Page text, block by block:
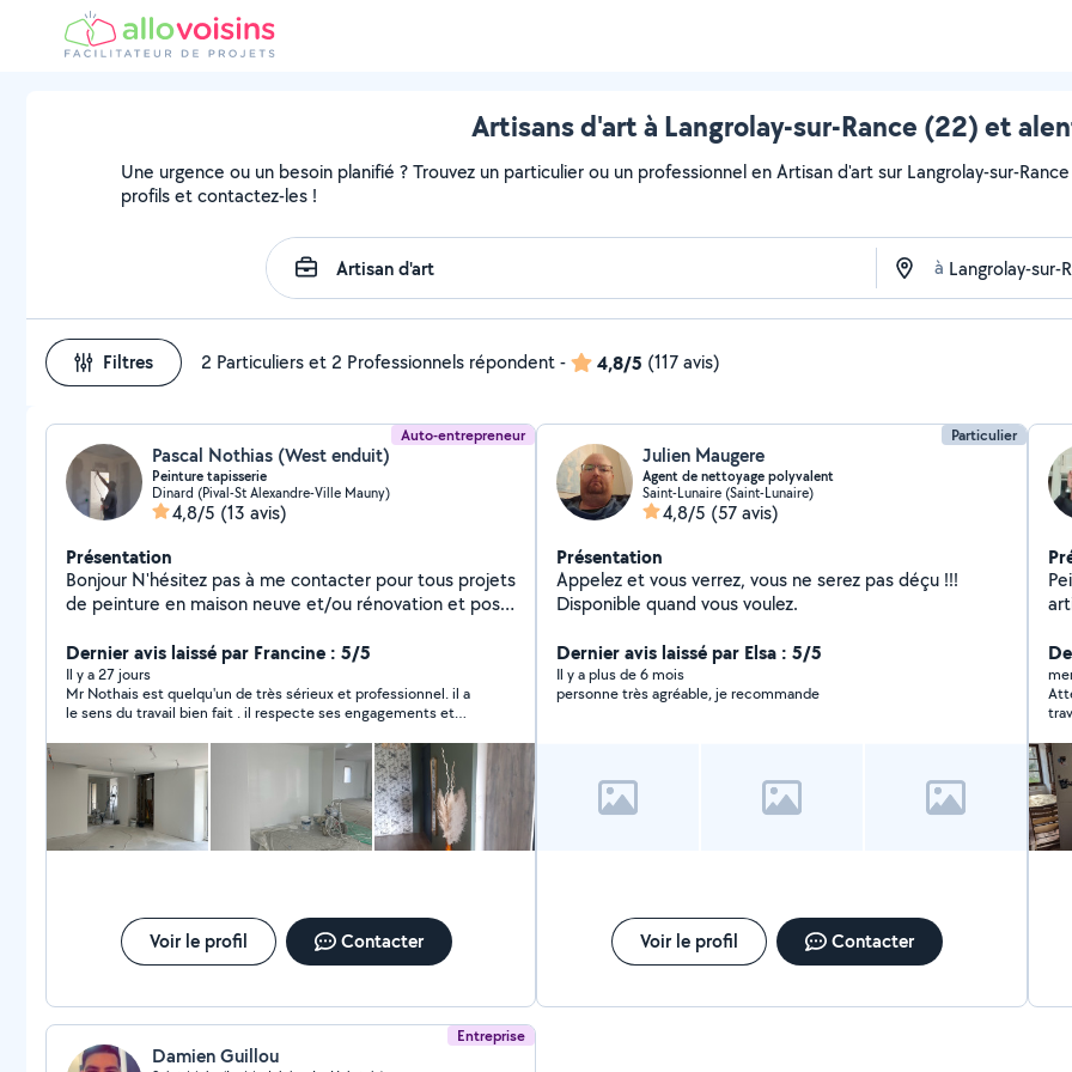
Artisans d'art à Langrolay-sur-Rance (22) et
Une urgence ou un besoin planifié ? Trouvez un particulier ou un professionnel en Artisan d'art sur Langrolay-sur-
profils et contactez-les !
à
Filtres 2 Particuliers et 2 Professionnels répondent- 4,8/5 (117 avis)
Auto-entrepreneur
Pascal Nothias (West enduit)
Peinture tapisserie
Dinard (Pival-St Alexandre-Ville Mauny)
4,8/5 (13 avis)
Présentation
Bonjour N'hésitez pas à me contacter pour tous projets
de peinture en maison neuve et/ou rénovation et pose
peinture pour maison neuve ou rénovation complète je
peux me rendre chez vous pour évaluer vos travaux et
vous établir un devis gratuit. Merci
Dernier avis laissé par Francine : 5/5
Il y a 27 jours
Mr Nothais est quelqu'un de très sérieux et professionnel. il a
le sens du travail bien fait . il respecte ses engagements et
Voir le profil Contacter
Particulier
Julien Maugere
Agent de nettoyage polyvalent
Saint-Lunaire (Saint-Lunaire)
4,8/5 (57 avis)
Présentation
Appelez et vous verrez, vous ne serez pas déçu !!!
Disponible quand vous voulez.
Dernier avis laissé par Elsa : 5/5
Il y a plus de 6 mois
personne très agréable, je recommande
Voir le profil Contacter
toi,
Entreprise
Damien Guillou